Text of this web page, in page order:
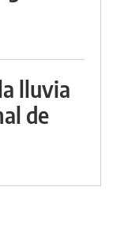
lluvia
de